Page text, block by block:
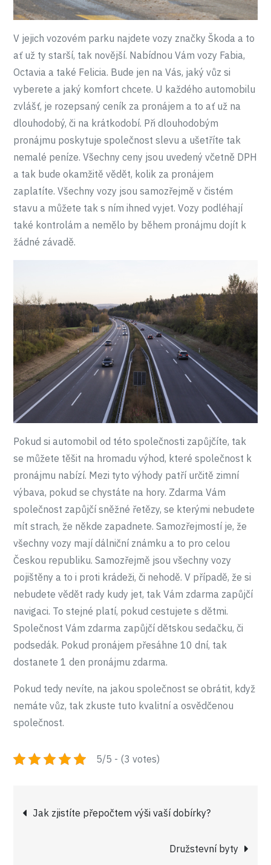
V jejich vozovém parku najdete vozy značky Škoda a to
ať už ty starší, tak novější. Nabídnou Vám vozy Fabia,
Octavia a také Felicia. Bude jen na Vás, jaký vůz si
vyberete a jaký komfort chcete. U každého automobilu
zvlášť, je rozepsaný ceník za pronájem a to ať už na
dlouhodobý, či na krátkodobí. Při dlouhodobým
pronájmu poskytuje společnost slevu a ušetříte tak
nemalé peníze. Všechny ceny jsou uvedený včetně DPH
a tak bude okamžitě vědět, kolik za pronájem
zaplatíte. Všechny vozy jsou samozřejmě v čistém
stavu a můžete tak s ním ihned vyjet. Vozy podléhají
také kontrolám a nemělo by během pronájmu dojít k
žádné závadě.
Pokud si automobil od této společnosti zapůjčíte, tak
se můžete těšit na hromadu výhod, které společnost k
pronájmu nabízí. Mezi tyto výhody patří určitě zimní
výbava, pokud se chystáte na hory. Zdarma Vám
společnost zapůjčí sněžné řetězy, se kterými nebudete
mít strach, že někde zapadnete. Samozřejmostí je, že
všechny vozy mají dálniční známku a to pro celou
Českou republiku. Samozřejmě jsou všechny vozy
pojištěny a to i proti krádeži, či nehodě. V případě, že si
nebudete vědět rady kudy jet, tak Vám zdarma zapůjčí
navigaci. To stejné platí, pokud cestujete s dětmi.
Společnost Vám zdarma zapůjčí dětskou sedačku, či
podsedák. Pokud pronájem přesáhne 10 dní, tak
dostanete 1 den pronájmu zdarma.
Pokud tedy nevíte, na jakou společnost se obrátit, když
nemáte vůz, tak zkuste tuto kvalitní a osvědčenou
společnost.
5/5 - (3 votes)
Navigace
Jak zjistíte přepočtem výši vaší dobírky?
Družstevní byty